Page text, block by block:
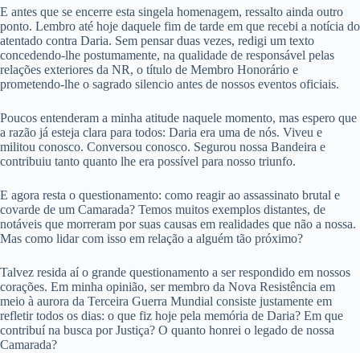
E antes que se encerre esta singela homenagem, ressalto ainda outro
ponto. Lembro até hoje daquele fim de tarde em que recebi a notícia do
atentado contra Daria. Sem pensar duas vezes, redigi um texto
concedendo-lhe postumamente, na qualidade de responsável pelas
relações exteriores da NR, o título de Membro Honorário e
prometendo-lhe o sagrado silencio antes de nossos eventos oficiais.
Poucos entenderam a minha atitude naquele momento, mas espero que
a razão já esteja clara para todos: Daria era uma de nós. Viveu e
militou conosco. Conversou conosco. Segurou nossa Bandeira e
contribuiu tanto quanto lhe era possível para nosso triunfo.
E agora resta o questionamento: como reagir ao assassinato brutal e
covarde de um Camarada? Temos muitos exemplos distantes, de
notáveis que morreram por suas causas em realidades que não a nossa.
Mas como lidar com isso em relação a alguém tão próximo?
Talvez resida aí o grande questionamento a ser respondido em nossos
corações. Em minha opinião, ser membro da Nova Resistência em
meio à aurora da Terceira Guerra Mundial consiste justamente em
refletir todos os dias: o que fiz hoje pela memória de Daria? Em que
contribuí na busca por Justiça? O quanto honrei o legado de nossa
Camarada?